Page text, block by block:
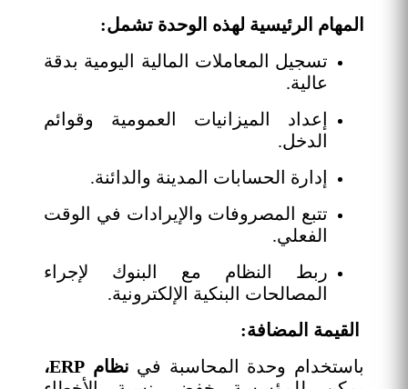
المهام الرئيسية لهذه الوحدة تشمل:
تسجيل المعاملات المالية اليومية بدقة
عالية.
إعداد الميزانيات العمومية وقوائم
الدخل.
إدارة الحسابات المدينة والدائنة.
تتبع المصروفات والإيرادات في الوقت
الفعلي.
ربط النظام مع البنوك لإجراء
المصالحات البنكية الإلكترونية.
القيمة المضافة:
باستخدام وحدة المحاسبة في نظام ERP،